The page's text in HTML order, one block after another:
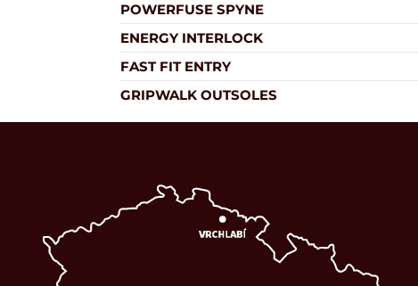
POWERFUSE SPYNE
ENERGY INTERLOCK
FAST FIT ENTRY
GRIPWALK OUTSOLES